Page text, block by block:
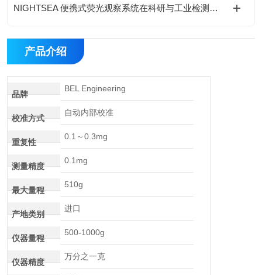
NIGHTSEA 便携式荧光观察系统在科研与工业检测中的应用
产品介绍
品牌
BEL Engineering
校准方式
自动内部校准
重复性
0.1～0.3mg
测量精度
0.1mg
最大量程
510g
产地类别
进口
仪器量程
500-1000g
仪器精度
万分之一克